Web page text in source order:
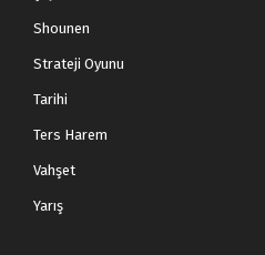
Shounen
Strateji Oyunu
Tarihi
Ters Harem
Vahşet
Yarış